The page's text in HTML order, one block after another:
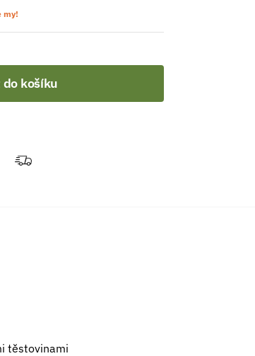
my!
košíku
těstovinami